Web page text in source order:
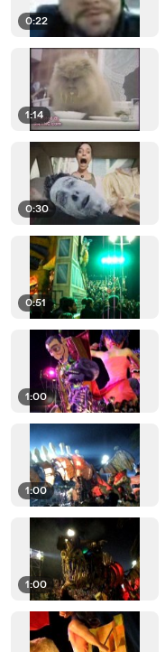
0:22
1:14
0:30
0:51
1:00
1:00
1:00